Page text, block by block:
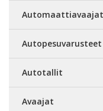
Automaattiavaajat
Autopesuvarusteet
Autotallit
Avaajat